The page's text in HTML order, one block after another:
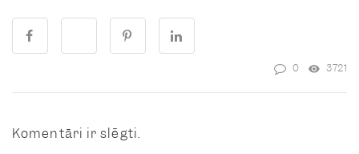
0 3721
Komentāri ir slēgti.